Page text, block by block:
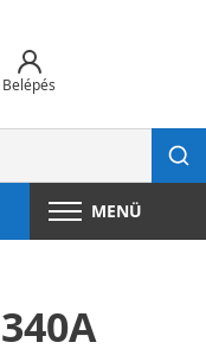
Belépés
MENÜ